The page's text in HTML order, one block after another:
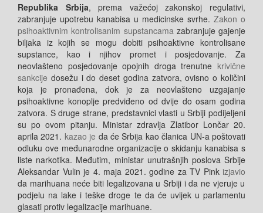
Republika Srbija, prema važećoj zakonskoj regulativi,
zabranjuje upotrebu kanabisa u medicinske svrhe. Zakon o
psihoaktivnim kontrolisanim supstancama zabranjuje gajenje
biljaka iz kojih se mogu dobiti psihoaktivne kontrolisane
supstance, kao i njihov promet i posjedovanje. Za
neovlašteno posjedovanje opojnih droga trenutne krivične
sankcije dosežu i do deset godina zatvora, ovisno o količini
koja je pronađena, dok je za neovlašteno uzgajanje
psihoaktivne konoplje predviđeno od dvije do osam godina
zatvora. S druge strane, predstavnici vlasti u Srbiji podijeljeni
su po ovom pitanju. Ministar zdravlja Zlatibor Lončar 20.
aprila 2021. kazao je da će Srbija kao članica UN-a poštovati
odluku ove međunarodne organizacije o skidanju kanabisa s
liste narkotika. Međutim, ministar unutrašnjih poslova Srbije
Aleksandar Vulin je 4. maja 2021. godine za TV Pink izjavio
da marihuana neće biti legalizovana u Srbiji i da ne vjeruje u
podjelu na lake i teške droge te da će uvijek u parlamentu
glasati protiv legalizacije marihuane.